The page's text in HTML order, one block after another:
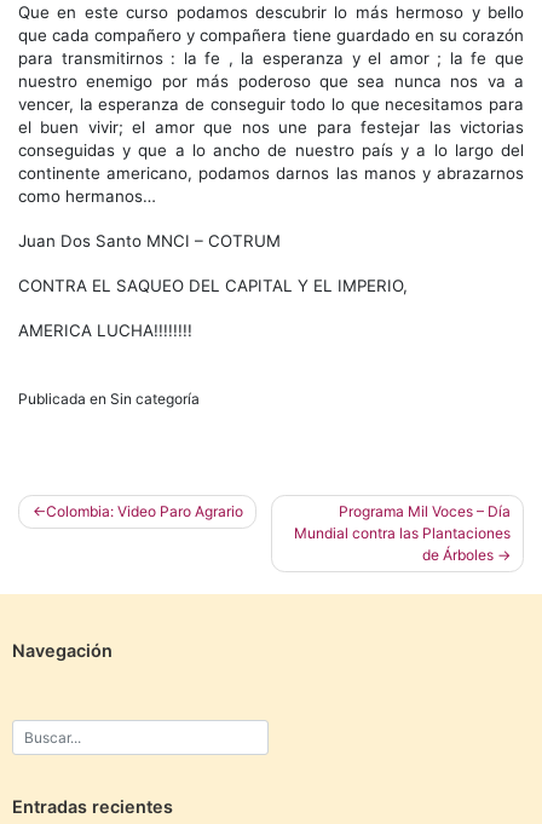
Que en este curso podamos descubrir lo más hermoso y bello
que cada compañero y compañera tiene guardado en su corazón
para transmitirnos : la fe , la esperanza y el amor ; la fe que
nuestro enemigo por más poderoso que sea nunca nos va a
vencer, la esperanza de conseguir todo lo que necesitamos para
el buen vivir; el amor que nos une para festejar las victorias
conseguidas y que a lo ancho de nuestro país y a lo largo del
continente americano, podamos darnos las manos y abrazarnos
como hermanos…
Juan Dos Santo MNCI – COTRUM
CONTRA EL SAQUEO DEL CAPITAL Y EL IMPERIO,
AMERICA LUCHA!!!!!!!!
Publicada en Sin categoría
Navegación
Colombia: Video Paro Agrario
Programa Mil Voces – Día
Mundial contra las Plantaciones
de Árboles
Navegación
Entradas recientes